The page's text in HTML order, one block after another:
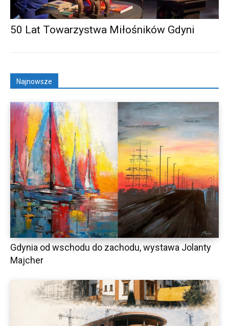
50 Lat Towarzystwa Miłośników Gdyni
Najnowsze
Gdynia od wschodu do zachodu, wystawa Jolanty
Majcher